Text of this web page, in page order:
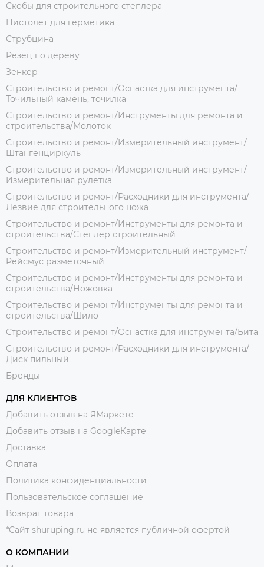
Скобы для строительного степлера
Пистолет для герметика
Струбцина
Резец по дереву
Зенкер
Строительство и ремонт/Оснастка для инструмента/
Точильный камень, точилка
Строительство и ремонт/Инструменты для ремонта и
строительства/Молоток
Строительство и ремонт/Измерительный инструмент/
Штангенциркуль
Строительство и ремонт/Измерительный инструмент/
Измерительная рулетка
Строительство и ремонт/Расходники для инструмента/
Лезвие для строительного ножа
Строительство и ремонт/Инструменты для ремонта и
строительства/Степлер строительный
Строительство и ремонт/Измерительный инструмент/
Рейсмус разметочный
Строительство и ремонт/Инструменты для ремонта и
строительства/Ножовка
Строительство и ремонт/Инструменты для ремонта и
строительства/Шило
Строительство и ремонт/Оснастка для инструмента/Бита
Строительство и ремонт/Расходники для инструмента/
Диск пильный
Бренды
ДЛЯ КЛИЕНТОВ
Добавить отзыв на ЯМаркете
Добавить отзыв на GoogleКарте
Доставка
Оплата
Политика конфиденциальности
Пользовательское соглашение
Возврат товара
*Сайт shuruping.ru не является публичной офертой
О КОМПАНИИ